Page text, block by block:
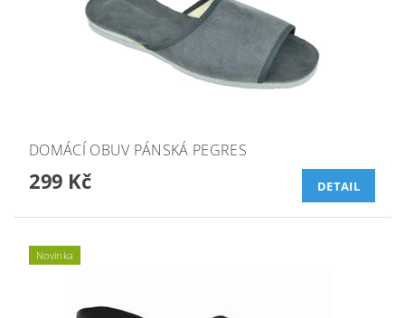
DOMÁCÍ OBUV PÁNSKÁ PEGRES
299 Kč DETAIL
Novinka